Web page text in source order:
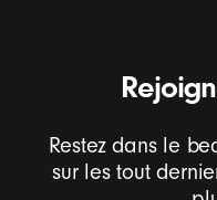
Restez dans le
sur les tout